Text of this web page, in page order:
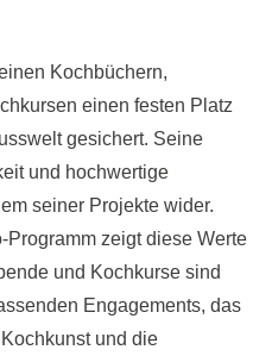
Kochbüchern,
einen festen Platz
gesichert. Seine
und hochwertige
seiner Projekte wider.
Programm zeigt diese Werte
und Kochkurse sind
Engagements, das
und die